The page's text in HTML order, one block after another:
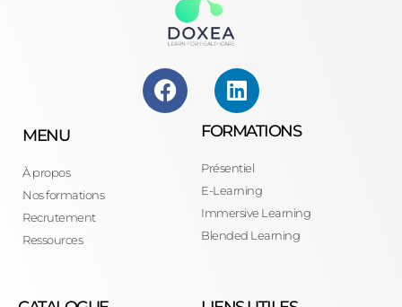
MENU
À propos
Nos formations
Recrutement
Ressources
FORMATIONS
Présentiel
E-Learning
Immersive Learning
Blended Learning